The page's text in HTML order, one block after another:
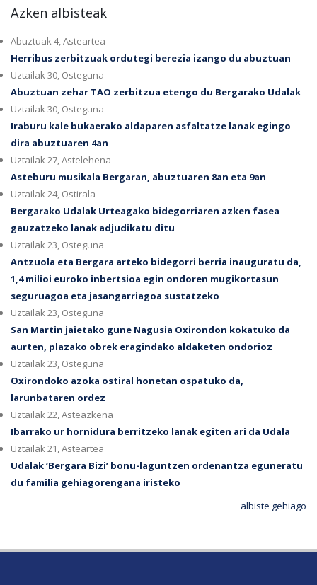
Azken albisteak
Abuztuak 4, Asteartea
Herribus zerbitzuak ordutegi berezia izango du abuztuan
Uztailak 30, Osteguna
Abuztuan zehar TAO zerbitzua etengo du Bergarako Udalak
Uztailak 30, Osteguna
Iraburu kale bukaerako aldaparen asfaltatze lanak egingo
dira abuztuaren 4an
Uztailak 27, Astelehena
Asteburu musikala Bergaran, abuztuaren 8an eta 9an
Uztailak 24, Ostirala
Bergarako Udalak Urteagako bidegorriaren azken fasea
gauzatzeko lanak adjudikatu ditu
Uztailak 23, Osteguna
Antzuola eta Bergara arteko bidegorri berria inauguratu da,
1,4 milioi euroko inbertsioa egin ondoren mugikortasun
seguruagoa eta jasangarriagoa sustatzeko
Uztailak 23, Osteguna
San Martin jaietako gune Nagusia Oxirondon kokatuko da
aurten, plazako obrek eragindako aldaketen ondorioz
Uztailak 23, Osteguna
Oxirondoko azoka ostiral honetan ospatuko da,
larunbataren ordez
Uztailak 22, Asteazkena
Ibarrako ur hornidura berritzeko lanak egiten ari da Udala
Uztailak 21, Asteartea
Udalak ‘Bergara Bizi’ bonu-laguntzen ordenantza eguneratu
du familia gehiagorengana iristeko
albiste gehiago